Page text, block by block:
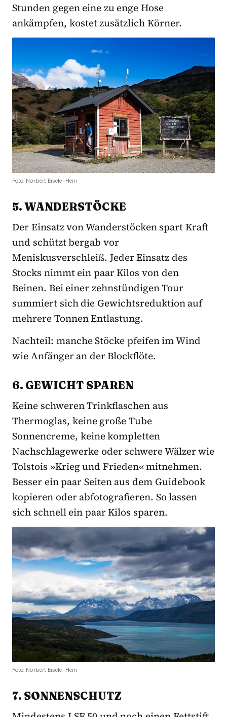
Stunden gegen eine zu enge Hose
ankämpfen, kostet zusätzlich Körner.
Foto: Norbert Eisele-Hein
5. WANDERSTÖCKE
Der Einsatz von Wanderstöcken spart Kraft
und schützt bergab vor
Meniskusverschleiß. Jeder Einsatz des
Stocks nimmt ein paar Kilos von den
Beinen. Bei einer zehnstündigen Tour
summiert sich die Gewichtsreduktion auf
mehrere Tonnen Entlastung.
Nachteil: manche Stöcke pfeifen im Wind
wie Anfänger an der Blockflöte.
6. GEWICHT SPAREN
Keine schweren Trinkflaschen aus
Thermoglas, keine große Tube
Sonnencreme, keine kompletten
Nachschlagewerke oder schwere Wälzer wie
Tolstois »Krieg und Frieden« mitnehmen.
Besser ein paar Seiten aus dem Guidebook
kopieren oder abfotografieren. So lassen
sich schnell ein paar Kilos sparen.
Foto: Norbert Eisele-Hein
7. SONNENSCHUTZ